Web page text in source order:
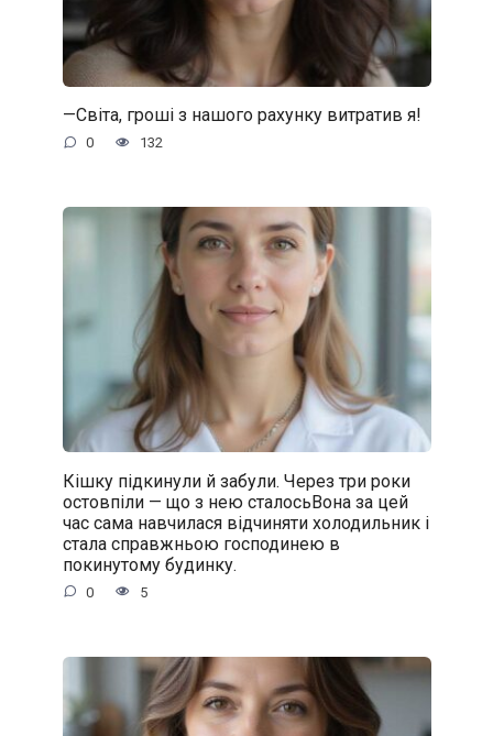
—Світа, гроші з нашого рахунку витратив я!
0 132
Кішку підкинули й забули. Через три роки
остовпіли — що з нею сталосьВона за цей
час сама навчилася відчиняти холодильник і
стала справжньою господинею в
покинутому будинку.
0 5